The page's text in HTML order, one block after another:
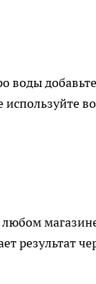
воды
результат